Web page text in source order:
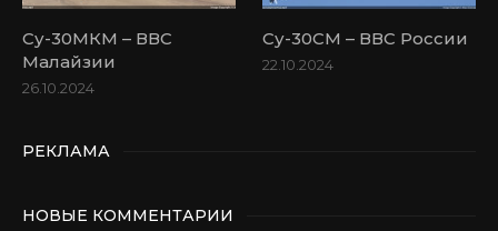
Су-30МКМ – ВВС
Малайзии
26.10.2024
Су-30СМ – ВВС России
22.10.2024
РЕКЛАМА
НОВЫЕ КОММЕНТАРИИ